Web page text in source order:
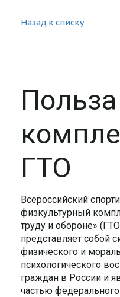
Назад к списку
Польза
ГТО
Всероссийский
физкультурный
труду и обороне»
представляет собой
физического и
психологического
граждан в России и
частью